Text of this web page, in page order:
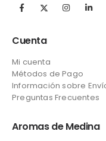
Cuenta
Mi cuenta
Métodos de Pago
Información sobre
Preguntas Frecuentes
Aromas de Medina